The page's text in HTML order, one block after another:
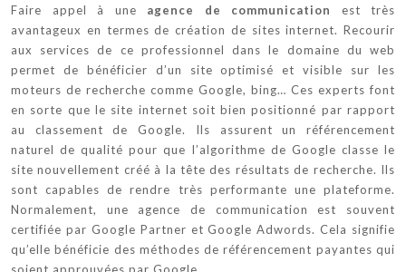
Faire appel à une agence de communication
est très
avantageux en termes de création de sites internet. Recourir
aux services de ce professionnel dans le domaine du web
permet de bénéficier d’un site optimisé et visible sur les
moteurs de recherche comme Google, bing… Ces experts font
en sorte que le site internet soit bien positionné par rapport
au classement de Google. Ils assurent un référencement
naturel de qualité pour que l’algorithme de Google classe le
site nouvellement créé à la tête des résultats de recherche. Ils
sont capables de rendre très performante une plateforme.
Normalement, une agence de communication est souvent
certifiée par Google Partner et Google Adwords. Cela signifie
qu’elle bénéficie des méthodes de référencement payantes qui
soient approuvées par Google.